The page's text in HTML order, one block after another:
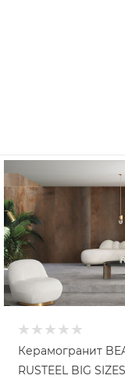
Керамогранит
RUSTEEL BIG